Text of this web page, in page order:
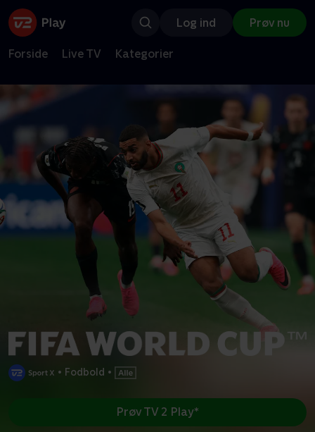
Log ind Prøv nu
Forside Live TV Kategorier
• Fodbold •
Prøv TV 2 Play*